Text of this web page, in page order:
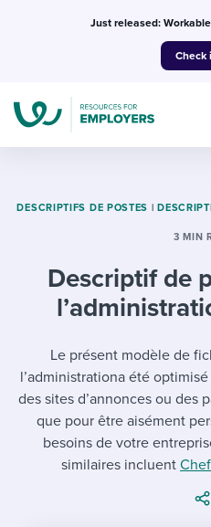
Just released:
Check
I WANT...
Job
Policy
I WANT TO
DESCRIPTIFS DE POSTES |
3 MIN
Descriptif de
Le présent modèle de
l’administrationa été
des sites d’annonces ou des
que pour être aisément
besoins de votre
similaires incluent